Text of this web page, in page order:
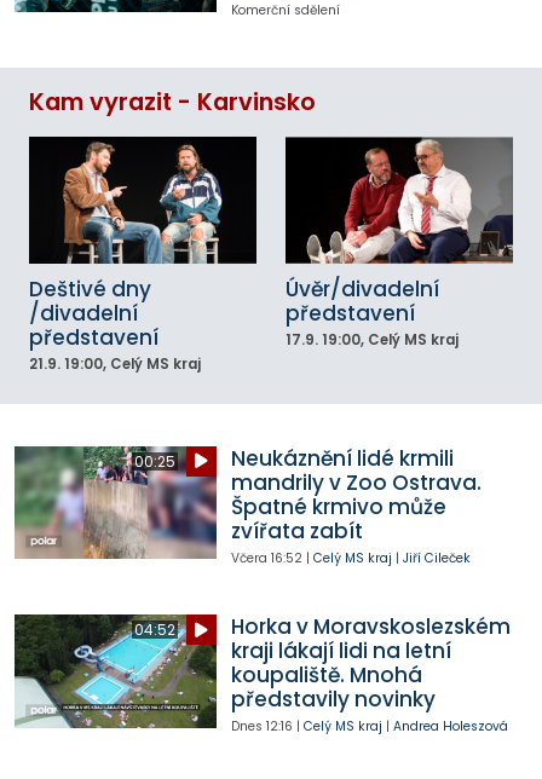
Komerční sdělení
Kam vyrazit - Karvinsko
Deštivé dny
/divadelní
představení
21.9. 19:00, Celý MS kraj
Úvěr/divadelní
představení
17.9. 19:00, Celý MS kraj
00:25
Neukáznění lidé krmili
mandrily v Zoo Ostrava.
Špatné krmivo může
zvířata zabít
Včera 16:52| Celý MS kraj | Jiří Cileček
04:52
Horka v Moravskoslezském
kraji lákají lidi na letní
koupaliště. Mnohá
představily novinky
Dnes 12:16 | Celý MS kraj | Andrea Holeszová